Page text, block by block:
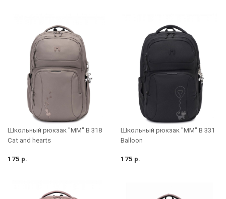
Школьный рюкзак "MM" B 318
Cat and hearts
175 р.
Школьный рюкзак "MM" B 331
Balloon
175 р.